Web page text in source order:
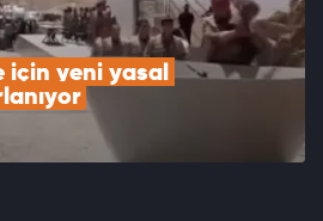
için yeni yasal